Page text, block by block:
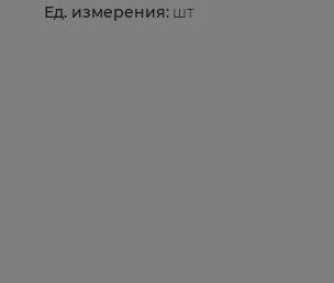
Ед. измерения: шт